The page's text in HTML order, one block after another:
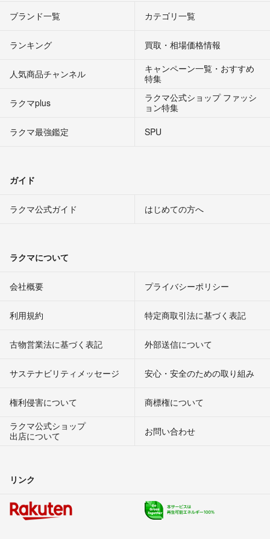
ブランド一覧 カテゴリ一覧
ランキング 買取・相場価格情報
人気商品チャンネル
キャンペーン一覧・おすすめ
特集
ラクマplus
ラクマ公式ショップ ファッシ
ョン特集
ラクマ最強鑑定
SPU
ガイド
ラクマ公式ガイド はじめての方へ
ラクマについて
会社概要 プライバシーポリシー
利用規約 特定商取引法に基づく表記
古物営業法に基づく表記 外部送信について
サステナビリティメッセージ 安心・安全のための取り組み
権利侵害について
商標権について
ラクマ公式ショップ
出店について
お問い合わせ
リンク